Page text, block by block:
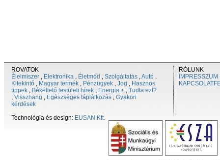
ROVATOK
Élelmiszer , Elektronika , Életmód , Szolgáltatás ,Autó ,
Kitekintő , Magyar termék , Pénzügyek , Jog , Hasznos
tippek , Békéltető testületi hírek , Energia + , Tudta ezt?
, Visszhang , Egészséges táplálkozás , Gyakori
kérdések
Technológia és design: EUSAN Kft.
RÓLUNK
IMPRESSZUM